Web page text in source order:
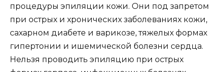
процедуры эпиляции кожи. Они под запретом
при острых и хронических заболеваниях кожи,
сахарном диабете и варикозе, тяжелых формах
гипертонии и ишемической болезни сердца.
Нельзя проводить эпиляцию при острых